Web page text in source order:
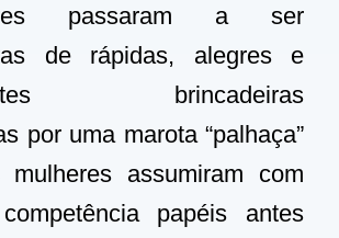
passaram a ser
de rápidas, alegres e
brincadeiras
por uma marota “palhaça”
assumiram com
papéis antes